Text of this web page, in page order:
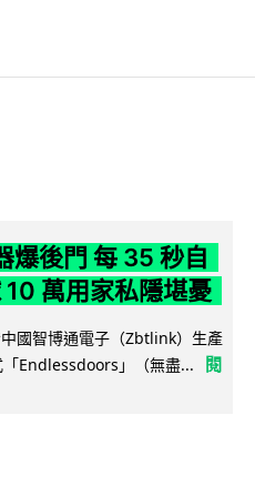
爆後門 每 35 秒自
萬用家私隱堪憂
國智博通電子（Zbtlink）生產
Endlessdoors」（無盡...
閱